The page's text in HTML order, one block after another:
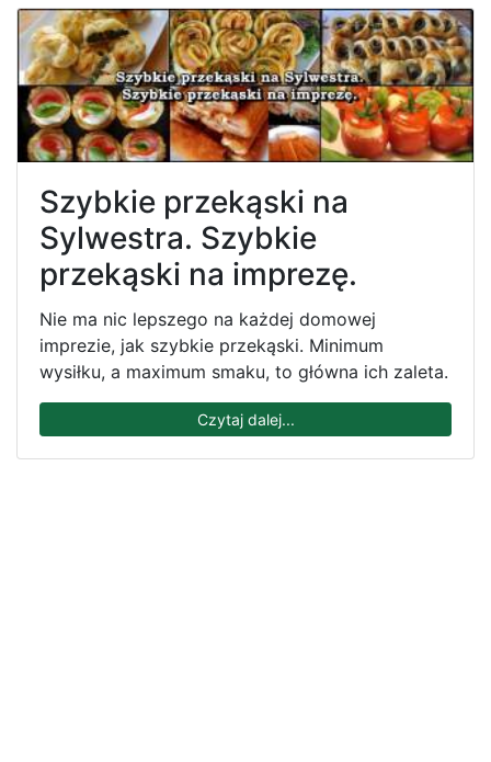
Szybkie przekąski na
Sylwestra. Szybkie
przekąski na imprezę.
Nie ma nic lepszego na każdej domowej
imprezie, jak szybkie przekąski. Minimum
wysiłku, a maximum smaku, to główna ich zaleta.
Czytaj dalej...